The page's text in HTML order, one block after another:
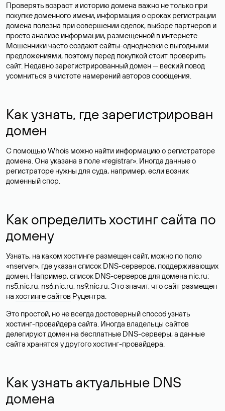
Проверять возраст и историю домена важно не только при
покупке доменного имени, информация о сроках регистрации
домена полезна при совершении сделок, выборе партнеров и
просто анализе информации, размещенной в интернете.
Мошенники часто создают сайты-однодневки с выгодными
предложениями, поэтому перед покупкой стоит проверить
сайт. Недавно зарегистрированный домен — веский повод
усомниться в чистоте намерений авторов сообщения.
Как узнать, где зарегистрирован
домен
С помощью Whois можно найти информацию о регистраторе
домена. Она указана в поле «registrar». Иногда данные о
регистраторе нужны для суда, например, если возник
доменный спор.
Как определить хостинг сайта по
домену
Узнать, на каком хостинге размещен сайт, можно по полю
«nserver», где указан список DNS-серверов, поддерживающих
домен. Например, список DNS-серверов для домена nic.ru:
ns5.nic.ru, ns6.nic.ru, ns9.nic.ru. Это значит, что сайт размещен
на хостинге сайтов Руцентра.
Это простой, но не всегда достоверный способ узнать
хостинг-провайдера сайта. Иногда владельцы сайтов
делегируют домен на бесплатные DNS-серверы, а данные
сайта хранятся у другого хостинг-провайдера.
Как узнать актуальные DNS
домена